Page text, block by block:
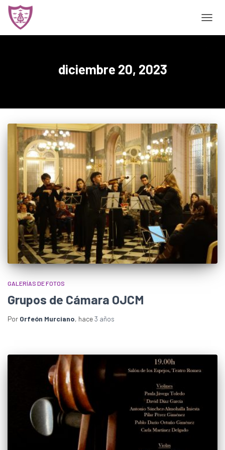
diciembre 20, 2023
GALERÍAS DE FOTOS
Grupos de Cámara OJCM
Por Orfeón Murciano, hace3 años